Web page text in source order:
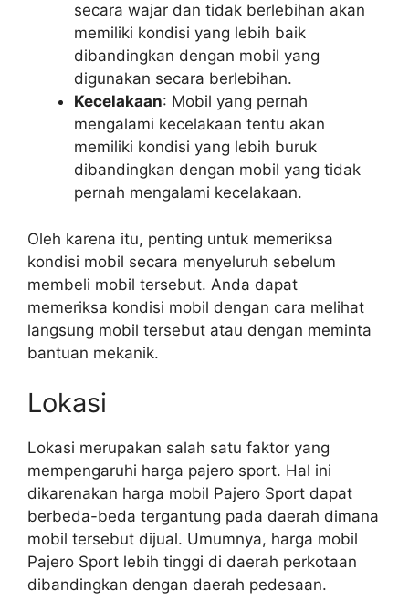
secara wajar dan tidak berlebihan akan
memiliki kondisi yang lebih baik
dibandingkan dengan mobil yang
digunakan secara berlebihan.
Kecelakaan: Mobil yang pernah
mengalami kecelakaan tentu akan
memiliki kondisi yang lebih buruk
dibandingkan dengan mobil yang tidak
pernah mengalami kecelakaan.
Oleh karena itu, penting untuk memeriksa
kondisi mobil secara menyeluruh sebelum
membeli mobil tersebut. Anda dapat
memeriksa kondisi mobil dengan cara melihat
langsung mobil tersebut atau dengan meminta
bantuan mekanik.
Lokasi
Lokasi merupakan salah satu faktor yang
mempengaruhi harga pajero sport. Hal ini
dikarenakan harga mobil Pajero Sport dapat
berbeda-beda tergantung pada daerah dimana
mobil tersebut dijual. Umumnya, harga mobil
Pajero Sport lebih tinggi di daerah perkotaan
dibandingkan dengan daerah pedesaan.